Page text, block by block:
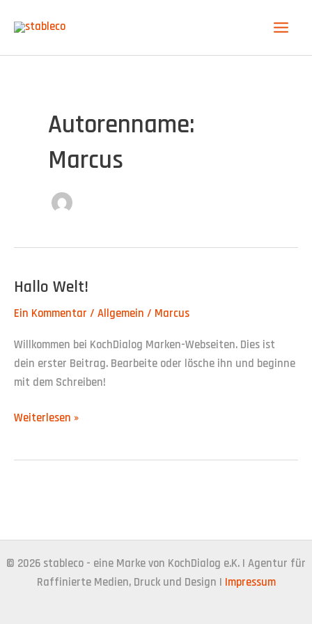
Inhalt
Autorenname:
Marcus
Hallo Welt!
Ein Kommentar / Allgemein / Marcus
Willkommen bei KochDialog Marken-Webseiten. Dies ist
dein erster Beitrag. Bearbeite oder lösche ihn und beginne
mit dem Schreiben!
Hallo
Weiterlesen »
© 2026 stableco - eine Marke von KochDialog e.K. | Agentur für
Raffinierte Medien, Druck und Design | Impressum